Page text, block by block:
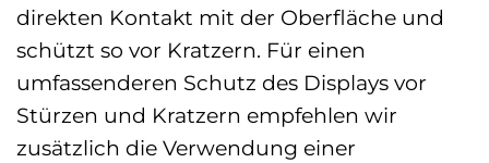
direkten Kontakt mit der Oberfläche und
schützt so vor Kratzern. Für einen
umfassenderen Schutz des Displays vor
Stürzen und Kratzern empfehlen wir
zusätzlich die Verwendung einer